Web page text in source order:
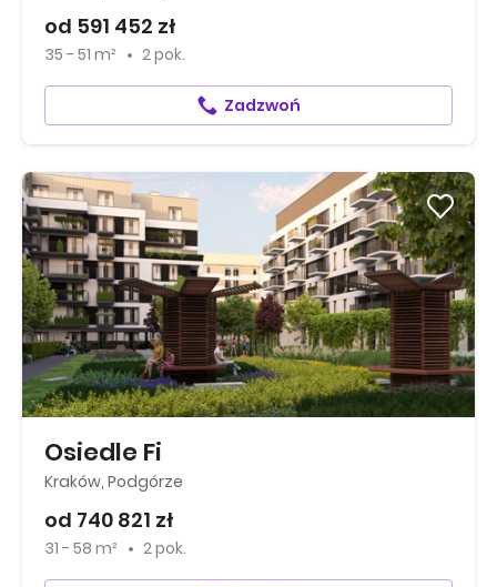
od 591 452 zł
35 - 51 m² 2 pok.
Zadzwoń
Osiedle Fi
Kraków, Podgórze
od 740 821 zł
31 - 58 m² 2 pok.